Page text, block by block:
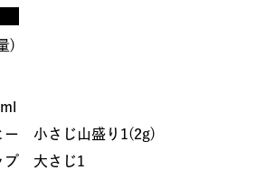
)
ー 小さじ山盛り1(2g)
プ 大さじ1